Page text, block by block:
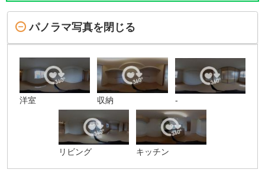
パノラマ写真を閉じる
洋室 収納 -
リビング キッチン